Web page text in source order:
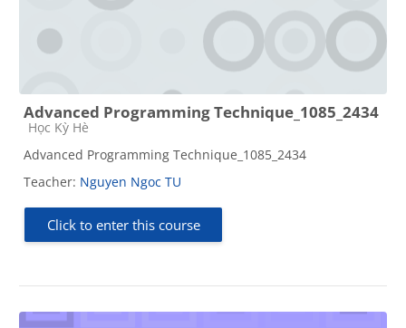
Advanced Programming Technique_1085_2434
Course category
Học Kỳ Hè
Advanced Programming Technique_1085_2434
Teacher: Nguyen Ngoc TU
Click to enter this course